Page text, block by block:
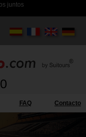
juntos
FAQ Contacto